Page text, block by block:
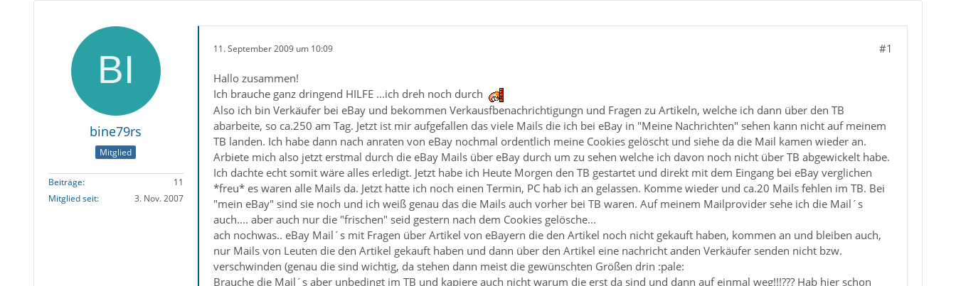
bine79rs
Mitglied
Beiträge
11
Mitglied seit
3. Nov. 2007
11. September 2009 um 10:09 #1
Hallo zusammen!
Ich brauche ganz dringend HILFE ...ich dreh noch durch
Also ich bin Verkäufer bei eBay und bekommen Verkausfbenachrichtigungn und Fragen zu Artikeln, welche ich dann über den TB
abarbeite, so ca.250 am Tag. Jetzt ist mir aufgefallen das viele Mails die ich bei eBay in "Meine Nachrichten" sehen kann nicht auf meinem
TB landen. Ich habe dann nach anraten von eBay nochmal ordentlich meine Cookies gelöscht und siehe da die Mail kamen wieder an.
Arbiete mich also jetzt erstmal durch die eBay Mails über eBay durch um zu sehen welche ich davon noch nicht über TB abgewickelt habe.
Ich dachte echt somit wäre alles erledigt. Jetzt habe ich Heute Morgen den TB gestartet und direkt mit dem Eingang bei eBay verglichen
*freu* es waren alle Mails da. Jetzt hatte ich noch einen Termin, PC hab ich an gelassen. Komme wieder und ca.20 Mails fehlen im TB. Bei
"mein eBay" sind sie noch und ich weiß genau das die Mails auch vorher bei TB waren. Auf meinem Mailprovider sehe ich die Mail´s
auch.... aber auch nur die "frischen" seid gestern nach dem Cookies gelösche...
ach nochwas.. eBay Mail´s mit Fragen über Artikel von eBayern die den Artikel noch nicht gekauft haben, kommen an und bleiben auch,
nur Mails von Leuten die den Artikel gekauft haben und dann über den Artikel eine nachricht anden Verkäufer senden nicht bzw.
verschwinden (genau die sind wichtig, da stehen dann meist die gewünschten Größen drin :pale:
Brauche die Mail´s aber unbedingt im TB und kapiere auch nicht warum die erst da sind und dann auf einmal weg!!!??? Hab hier schon